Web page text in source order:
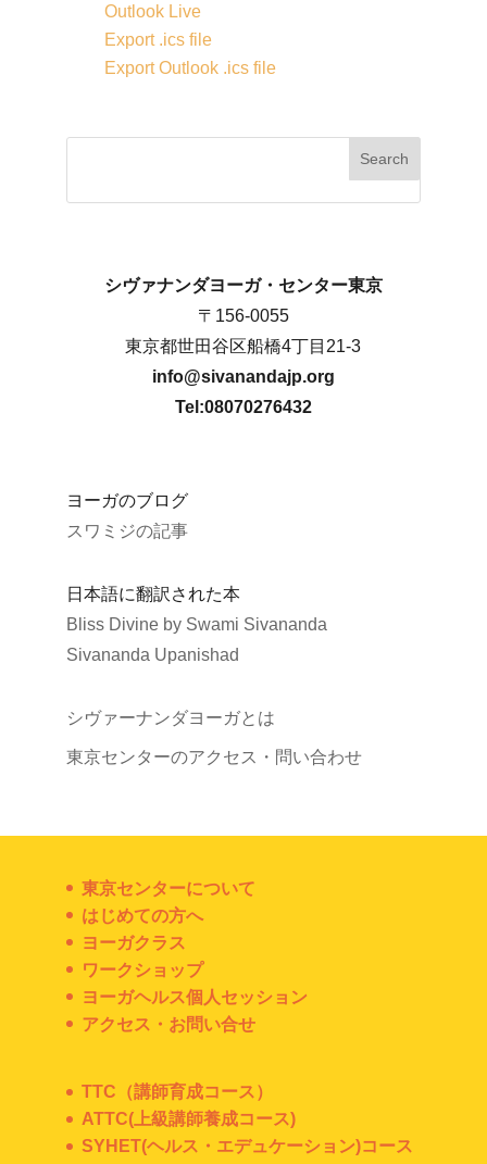
Outlook Live
Export .ics file
Export Outlook .ics file
Search
シヴァナンダヨーガ・センター東京
〒156-0055
東京都世田谷区船橋4丁目21-3
info@sivanandajp.org
Tel:08070276432
ヨーガのブログ
スワミジの記事
日本語に翻訳された本
Bliss Divine by Swami Sivananda
Sivananda Upanishad
シヴァーナンダヨーガとは
東京センターのアクセス・問い合わせ
東京センターについて
はじめての方へ
ヨーガクラス
ワークショップ
ヨーガヘルス個人セッション
アクセス・お問い合せ
TTC（講師育成コース）
ATTC(上級講師養成コース)
SYHET(ヘルス・エデュケーション)コース